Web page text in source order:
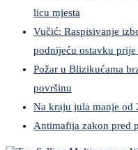
licu mjesta
Vučić: Raspisivanje
podnijeću ostavku prije
Požar u Blizikućama
površinu
Na kraju jula manje od
Antimafija zakon pred